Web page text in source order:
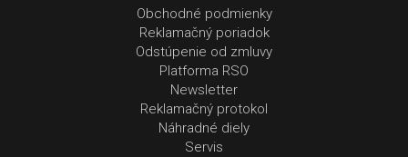
Obchodné podmienky
Reklamačný poriadok
Odstúpenie od zmluvy
Platforma RSO
Newsletter
Reklamačný protokol
Náhradné diely
Servis